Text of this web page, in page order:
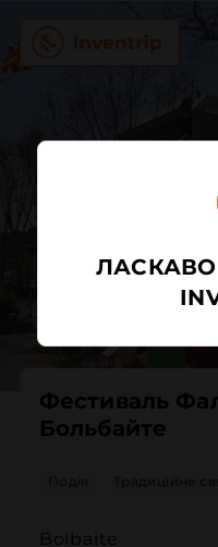
Фестиваль
Больбайте
Подія Традиційне
Bolbaite